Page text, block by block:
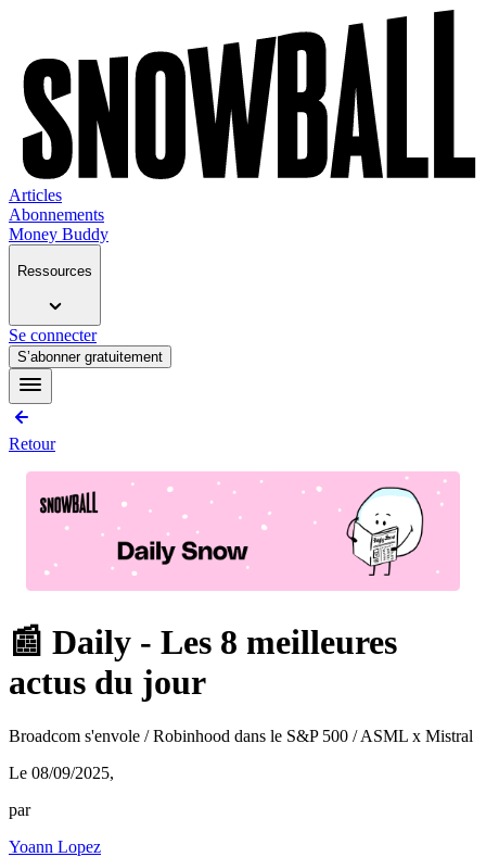
Articles
Abonnements
Money Buddy
Ressources
Se connecter
S’abonner gratuitement
Retour
📰 Daily - Les 8 meilleures
actus du jour
Broadcom s'envole / Robinhood dans le S&P 500 / ASML x Mistral
Le 08/09/2025,
par
Yoann Lopez